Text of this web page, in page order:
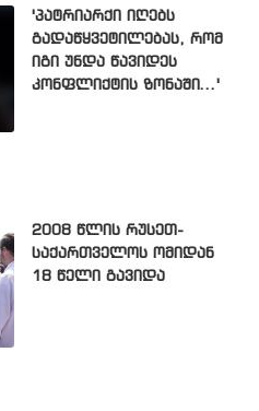
'პატრიარქი იღებს
გადაწყვეტილებას, რომ
იგი უნდა წავიდეს
კონფლიქტის ზონაში...'
2008 წლის რუსეთ-
საქართველოს ომიდან
18 წელი გავიდა